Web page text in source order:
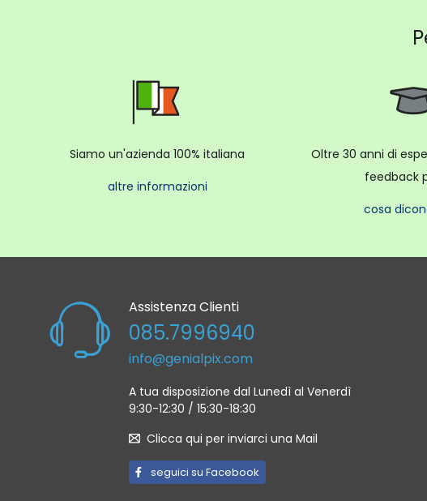
Siamo un'azienda 100% italiana
altre informazioni
Oltre 30 anni di
feedback
cosa
Assistenza Clienti
085.7996940
info@genialpix.com
A tua disposizione dal Lunedì al Venerdì
9:30-12:30 / 15:30-18:30
Clicca qui per inviarci una Mail
seguici su Facebook